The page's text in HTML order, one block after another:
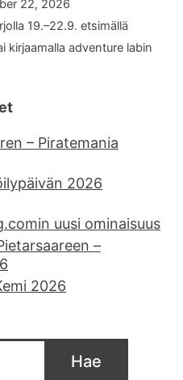
22, 2026
19.–22.9. etsimällä
kirjaamalla adventure labin
– Piratemania
2026
uusi ominaisuus
–
2026
Hae